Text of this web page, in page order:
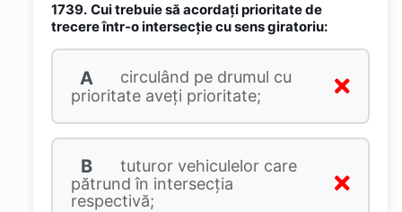
1739. Cui trebuie să acordați prioritate de
trecere într-o intersecție cu sens giratoriu:
A
circulând pe drumul cu
prioritate aveți prioritate;
B
tuturor vehiculelor care
pătrund în intersecția
respectivă;